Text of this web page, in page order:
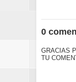
0
GRACIAS
TU